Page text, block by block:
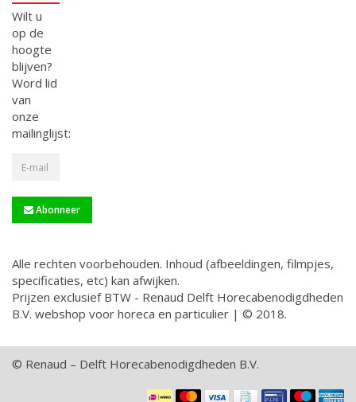
Wilt u
op de
hoogte
blijven?
Word lid
van
onze
mailinglijst:
Abonneer
Alle rechten voorbehouden. Inhoud (afbeeldingen, filmpjes,
specificaties, etc) kan afwijken.
Prijzen exclusief BTW - Renaud Delft Horecabenodigdheden
B.V. webshop voor horeca en particulier | © 2018.
© Renaud – Delft Horecabenodigdheden B.V.